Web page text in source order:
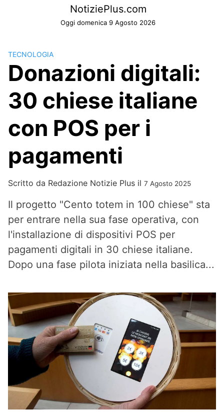
NotiziePlus.com
Oggi domenica 9 Agosto 2026
TECNOLOGIA
Donazioni digitali:
30 chiese italiane
con POS per i
pagamenti
Scritto da Redazione Notizie Plus il 7 Agosto 2025
Il progetto "Cento totem in 100 chiese" sta
per entrare nella sua fase operativa, con
l'installazione di dispositivi POS per
pagamenti digitali in 30 chiese italiane.
Dopo una fase pilota iniziata nella basilica...